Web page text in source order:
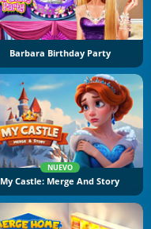
Barbara Birthday Party
NUEVO
My Castle: Merge And Story